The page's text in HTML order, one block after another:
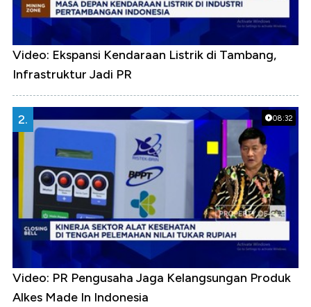
Video: Ekspansi Kendaraan Listrik di Tambang,
Infrastruktur Jadi PR
08:32
2.
Video: PR Pengusaha Jaga Kelangsungan Produk
Alkes Made In Indonesia